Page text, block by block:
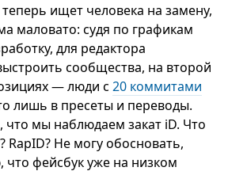
теперь ищет человека на замену,
маловато: судя по графикам
для редактора
сообщества, на второй
— люди с20 коммитами
лишь в пресеты и переводы.
мы наблюдаем закат iD. Что
RapID? Не могу обосновать,
что фейсбук уже на низком